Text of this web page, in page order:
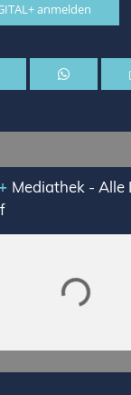
anmelden
Mediathek - Alle
Mediathek